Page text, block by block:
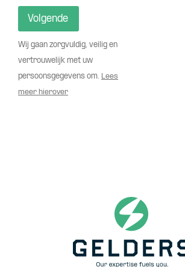
Volgende
Wij gaan zorgvuldig, veilig en
vertrouwelijk met uw
persoonsgegevens om. Lees
meer hierover